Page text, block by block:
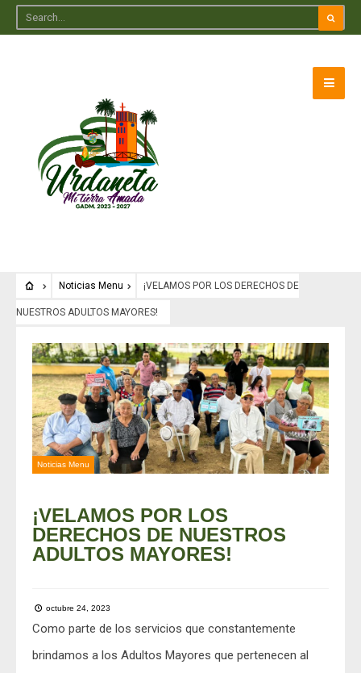
Noticias Menu ¡VELAMOS POR LOS DERECHOS DE
NUESTROS ADULTOS MAYORES!
Noticias Menu
¡VELAMOS POR LOS
DERECHOS DE NUESTROS
ADULTOS MAYORES!
octubre 24, 2023
Como parte de los servicios que constantemente
brindamos a los Adultos Mayores que pertenecen al